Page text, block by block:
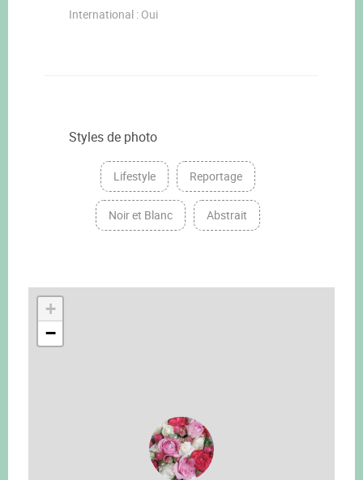
International : Oui
Styles de photo
Lifestyle Reportage
Noir et Blanc Abstrait
+
−